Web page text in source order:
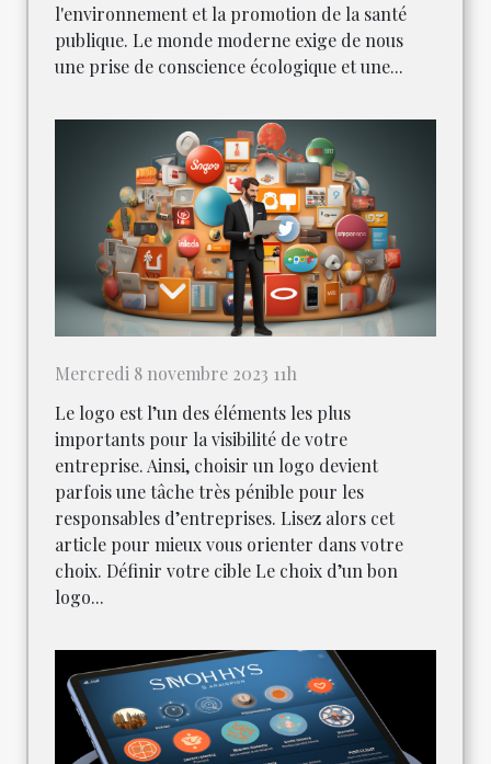
l'environnement et la promotion de la santé
publique. Le monde moderne exige de nous
une prise de conscience écologique et une...
Mercredi 8 novembre 2023 11h
Le logo est l’un des éléments les plus
importants pour la visibilité de votre
entreprise. Ainsi, choisir un logo devient
parfois une tâche très pénible pour les
responsables d’entreprises. Lisez alors cet
article pour mieux vous orienter dans votre
choix. Définir votre cible Le choix d’un bon
logo...